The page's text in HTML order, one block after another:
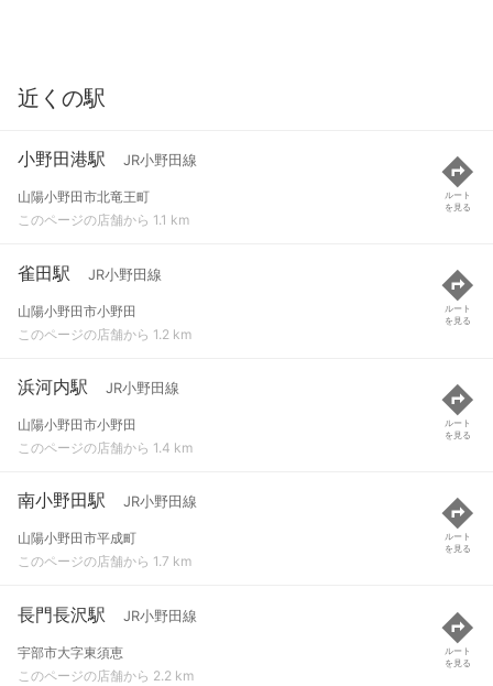
近くの駅
小野田港駅 JR小野田線
山陽小野田市北竜王町
このページの店舗から 1.1 km
ルート
を見る
雀田駅 JR小野田線
山陽小野田市小野田
このページの店舗から 1.2 km
ルート
を見る
浜河内駅 JR小野田線
山陽小野田市小野田
このページの店舗から 1.4 km
ルート
を見る
南小野田駅 JR小野田線
山陽小野田市平成町
このページの店舗から 1.7 km
ルート
を見る
長門長沢駅 JR小野田線
宇部市大字東須恵
このページの店舗から 2.2 km
ルート
を見る